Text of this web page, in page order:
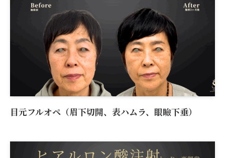
目元フルオペ（眉下切開、表ハムラ、眼瞼下垂）